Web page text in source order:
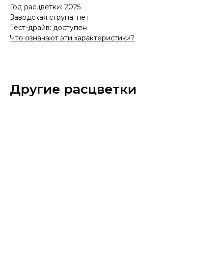
Год расцветки: 2025
Заводская струна: нет
Тест-драйв: доступен
Что означают эти характеристики?
Другие расцветки